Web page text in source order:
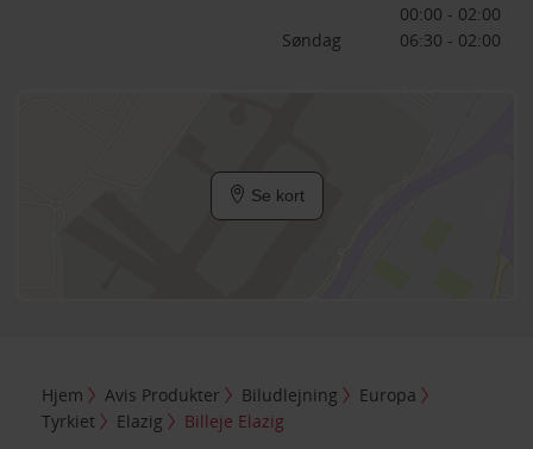
00:00 - 02:00
Søndag
06:30 - 02:00
Se kort
Hjem Avis Produkter Biludlejning
Europa
Tyrkiet
Elazig Billeje Elazig